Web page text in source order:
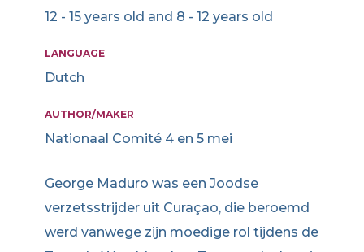
12 - 15 years old and 8 - 12 years old
LANGUAGE
Dutch
AUTHOR/MAKER
Nationaal Comité 4 en 5 mei
George Maduro was een Joodse
verzetsstrijder uit Curaçao, die beroemd
werd vanwege zijn moedige rol tijdens de